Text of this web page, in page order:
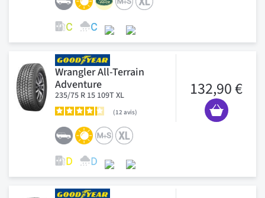
Wrangler All-Terrain
Adventure
235/75 R 15 109T XL
12 avis
132,90 €